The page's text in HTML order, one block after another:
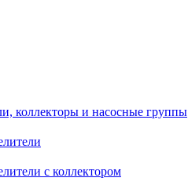
коллекторы и насосные группы
с коллектором